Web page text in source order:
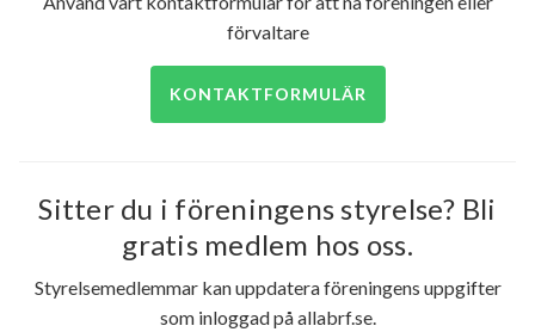
förvaltare
KONTAKTFORMULÄR
Sitter du i föreningens styrelse? Bli
gratis medlem hos oss.
Styrelsemedlemmar kan uppdatera föreningens uppgifter
som inloggad på allabrf.se.